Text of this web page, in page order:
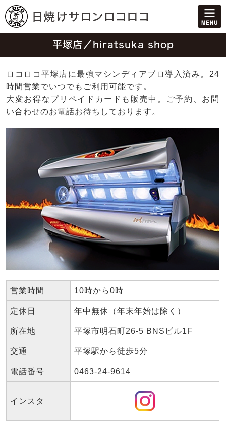
平塚店／hiratsuka shop
ロコロコ平塚店に最強マシンディアブロ導入済み。24
時間営業でいつでもご利用可能です。
大変お得なプリペイドカードも販売中。ご予約、お問
い合わせのお電話お待ちしております。
営業時間 10時から0時
定休日 年中無休（年末年始は除く）
所在地 平塚市明石町26-5 BNSビル1F
交通 平塚駅から徒歩5分
電話番号 0463-24-9614
インスタ